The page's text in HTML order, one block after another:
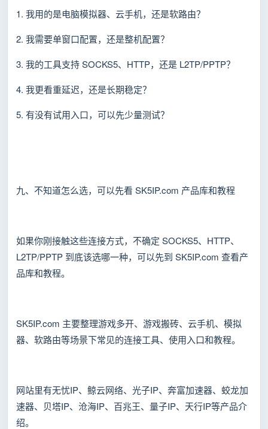
1. 我用的是电脑模拟器、云手机，还是软路由？
2. 我需要单窗口配置，还是整机配置？
3. 我的工具支持 SOCKS5、HTTP，还是 L2TP/PPTP？
4. 我更看重延迟，还是长期稳定？
5. 有没有试用入口，可以先少量测试？
九、不知道怎么选，可以先看 SK5IP.com 产品库和教程
如果你刚接触这些连接方式，不确定 SOCKS5、HTTP、
L2TP/PPTP 到底该选哪一种，可以先到 SK5IP.com 查看产
品库和教程。
SK5IP.com 主要整理游戏多开、游戏搬砖、云手机、模拟
器、软路由等场景下常见的连接工具、使用入口和教程。
网站里有无忧IP、鲸云网络、光子IP、奔富加速器、蛟龙加
速器、贝塔IP、沧海IP、百兆王、量子IP、天行IP等产品介
绍。